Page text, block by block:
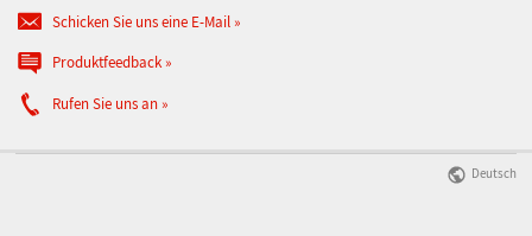
Schicken Sie uns eine E-Mail
Produktfeedback
Rufen Sie uns an
Deutsch